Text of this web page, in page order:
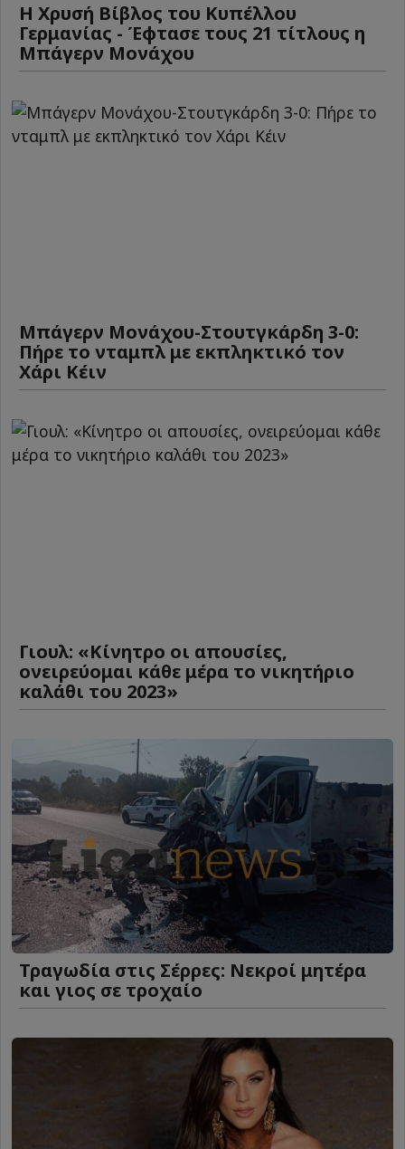
Η Χρυσή Βίβλος του Κυπέλλου
Γερμανίας - Έφτασε τους 21 τίτλους η
Μπάγερν Μονάχου
Μπάγερν Μονάχου-Στουτγκάρδη 3-0:
Πήρε το νταμπλ με εκπληκτικό τον
Χάρι Κέιν
Γιουλ: «Κίνητρο οι απουσίες,
ονειρεύομαι κάθε μέρα το νικητήριο
καλάθι του 2023»
Τραγωδία στις Σέρρες: Νεκροί μητέρα
και γιος σε τροχαίο